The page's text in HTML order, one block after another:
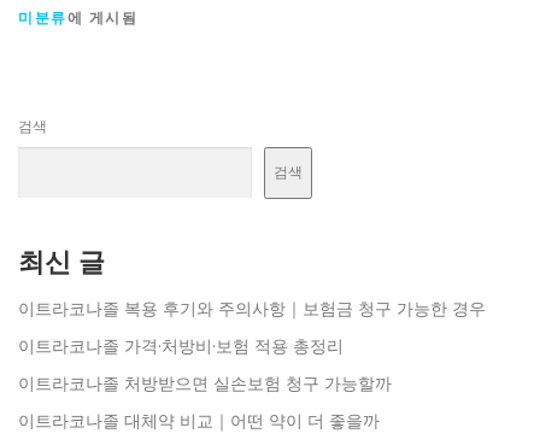
미분류에 게시됨
검색
검색
최신 글
이트라코나졸 복용 후기와 주의사항｜보험금 청구 가능한 경우
이트라코나졸 가격·처방비·보험 적용 총정리
이트라코나졸 처방받으면 실손보험 청구 가능할까
이트라코나졸 대체약 비교｜어떤 약이 더 좋을까